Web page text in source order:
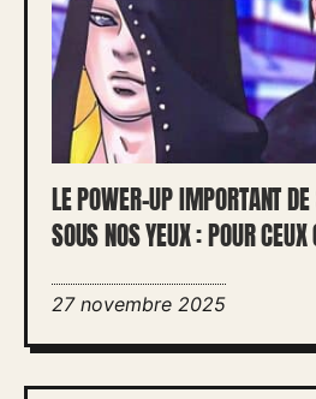
LE POWER-UP IMPORTANT
SOUS NOS YEUX : POUR CEUX
27 novembre 2025